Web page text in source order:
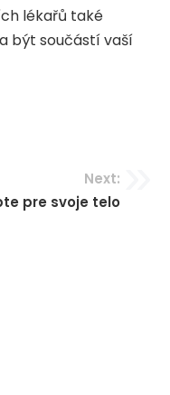
lékařů také
být součástí vaší
Next:
pre svoje telo